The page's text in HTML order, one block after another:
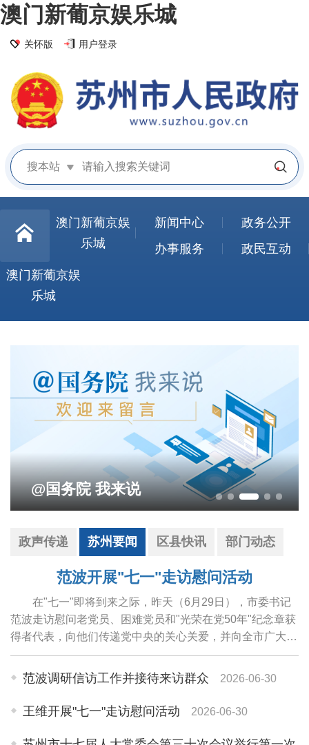
澳门新葡京娱乐城
关怀版 用户登录
搜本站
澳门新葡京娱
乐城
新闻中心
政务公开
办事服务
政民互动
澳门新葡京娱
乐城
影响营商环境建设问题线索征集
政声传递 苏州要闻 区县快讯 部门动态
范波开展"七一"走访慰问活动
在"七一"即将到来之际，昨天（6月29日），市委书记
范波走访慰问老党员、困难党员和"光荣在党50年"纪念章获
得者代表，向他们传递党中央的关心关爱，并向全市广大党
员和党务工作者致以诚挚问候。老党员李珍英1945年参加
革命工作，期颐之年仍关心苏州各项事业...
范波调研信访工作并接待来访群众 2026-06-30
王维开展"七一"走访慰问活动 2026-06-30